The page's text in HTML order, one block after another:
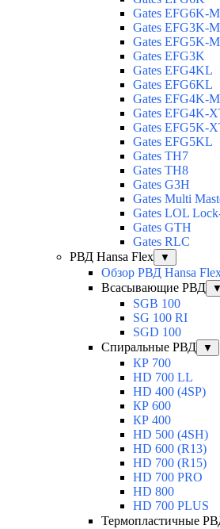
Gates EFG6K-
Gates EFG3K-
Gates EFG5K-
Gates EFG3K
Gates EFG4KL
Gates EFG6KL
Gates EFG4K-
Gates EFG4K-
Gates EFG5K-
Gates EFG5KL
Gates TH7
Gates TH8
Gates G3H
Gates Multi
Gates LOL
Gates GTH
Gates RLC
РВД Hansa Flex
▼
Обзор РВД Hansa
Всасывающие РВД
▼
SGB 100
SG 100 RI
SGD 100
Спиральные РВД
▼
КР 700
HD 700 LL
HD 400 (4SP)
КР 600
КР 400
HD 500 (4SН)
HD 600 (R13)
HD 700 (R15)
HD 700 PRO
HD 800
HD 700 PLUS
Термопластичные